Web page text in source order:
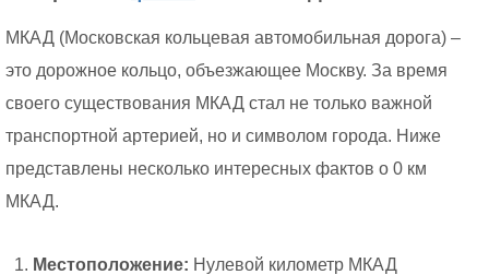
МКАД (Московская кольцевая автомобильная дорога) –
это дорожное кольцо, объезжающее Москву. За время
своего существования МКАД стал не только важной
транспортной артерией, но и символом города. Ниже
представлены несколько интересных фактов о 0 км
МКАД.
Местоположение: Нулевой километр МКАД